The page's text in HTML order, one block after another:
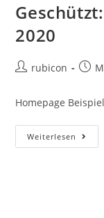
2020
rubicon
Homepage Beispiel
Weiterlesen